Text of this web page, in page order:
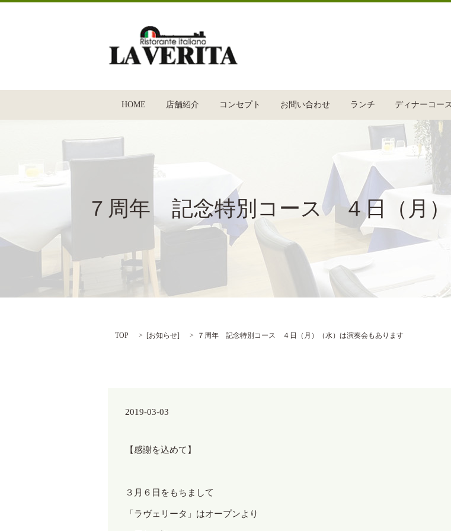
HOME 店舗紹介 コンセプト お問い合わせ ランチ ディナーコース
７周年 記念特別コース ４日（月
TOP [お知らせ] ７周年 記念特別コース ４日（月）（水）は演奏会もあります
2019-03-03
【感謝を込めて】
３月６日をもちまして
「ラヴェリータ」はオープンより